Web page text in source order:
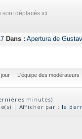
déplacés ici.
Dans : Apertura de
L'équipe des modérateurs
minutes)
| Afficher par : le